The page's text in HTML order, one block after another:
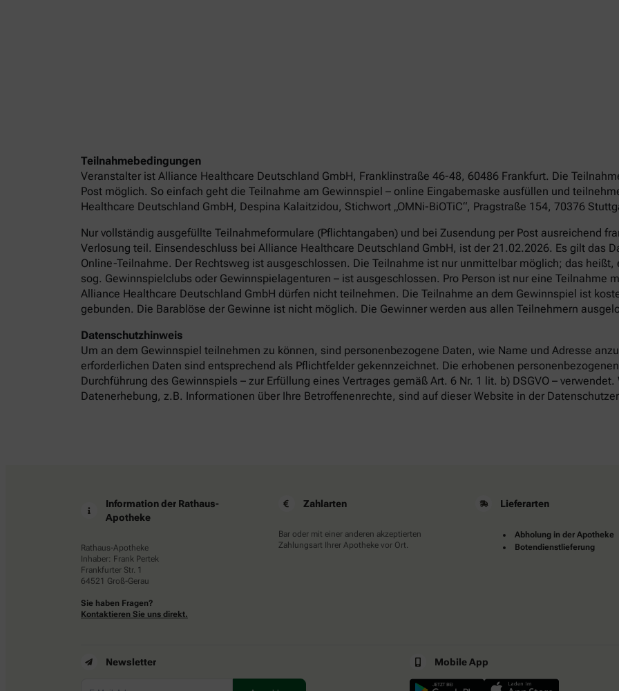
Teilnahmebedingungen
Veranstalter ist Alliance Healthcare Deutschland GmbH, Franklinstraße 46-48, 60486 Frankfurt. Die
Post möglich. So einfach geht die Teilnahme am Gewinnspiel – online Eingabemaske ausfüllen und
Healthcare Deutschland GmbH, Despina Kalaitzidou, Stichwort „OMNi-BiOTiC“, Pragstraße 154, 70376
Nur vollständig ausgefüllte Teilnahmeformulare (Pflichtangaben) und bei Zusendung per Post ausreichend
Verlosung teil. Einsendeschluss bei Alliance Healthcare Deutschland GmbH, ist der 21.02.2026. Es gilt das
Online-Teilnahme. Der Rechtsweg ist ausgeschlossen. Die Teilnahme ist nur unmittelbar möglich; das
sog. Gewinnspielclubs oder Gewinnspielagenturen – ist ausgeschlossen. Pro Person ist nur eine Teilnahme
Alliance Healthcare Deutschland GmbH dürfen nicht teilnehmen. Die Teilnahme an dem Gewinnspiel ist
gebunden. Die Barablöse der Gewinne ist nicht möglich. Die Gewinner werden aus allen Teilnehmern
Datenschutzhinweis
Um an dem Gewinnspiel teilnehmen zu können, sind personenbezogene Daten, wie Name und Adresse
erforderlichen Daten sind entsprechend als Pflichtfelder gekennzeichnet. Die erhobenen
Durchführung des Gewinnspiels – zur Erfüllung eines Vertrages gemäß Art. 6 Nr. 1 lit. b) DSGVO –
Datenerhebung, z.B. Informationen über Ihre Betroffenenrechte, sind auf dieser Website in der
Information der Rathaus-
Apotheke
Rathaus-Apotheke
Inhaber: Frank Pertek
Frankfurter Str. 1
64521 Groß-Gerau
Sie haben Fragen?
Kontaktieren Sie uns direkt.
Zahlarten
Bar oder mit einer anderen akzeptierten
Zahlungsart Ihrer Apotheke vor Ort.
Lieferarten
Abholung in der Apotheke
Botendienstlieferung
Newsletter Mobile App